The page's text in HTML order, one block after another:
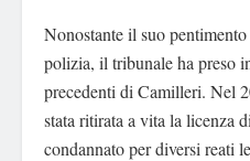
Nonostante il suo
polizia, il tribunale ha preso
precedenti di Camilleri. Nel
stata ritirata a vita la licenza
condannato per diversi reati